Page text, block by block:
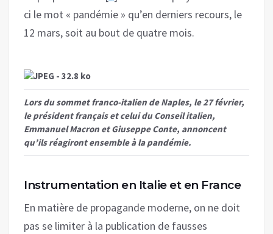
ci le mot « pandémie » qu’en derniers recours, le
12 mars, soit au bout de quatre mois.
Lors du sommet franco-italien de Naples, le 27 février,
le président français et celui du Conseil italien,
Emmanuel Macron et Giuseppe Conte, annoncent
qu’ils réagiront ensemble à la pandémie.
Instrumentation en Italie et en France
En matière de propagande moderne, on ne doit
pas se limiter à la publication de fausses